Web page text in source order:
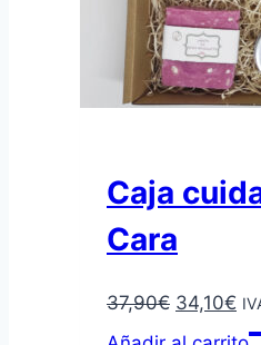
Caja
Cara
37,90€ El
precio
34,10€ El